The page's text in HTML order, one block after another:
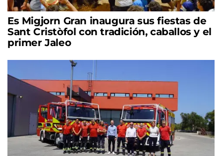
Es Migjorn Gran inaugura sus fiestas de
Sant Cristòfol con tradición, caballos y el
primer Jaleo